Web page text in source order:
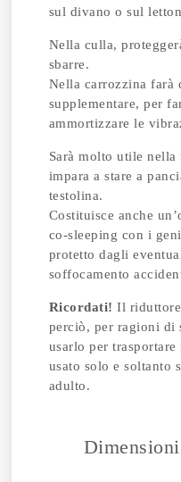
sul divano o sul
Nella culla,
sbarre.
Nella carrozzina farà
supplementare, per
ammortizzare le
Sarà molto utile
impara a stare a
testolina.
Costituisce anche
co-sleeping con i
protetto dagli
soffocamento
Ricordati! Il
perciò, per ragioni di
usarlo per
usato solo e soltanto
adulto.